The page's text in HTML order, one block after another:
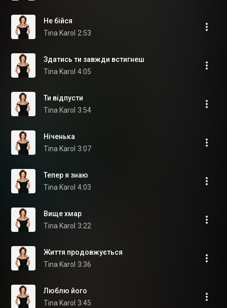
Не бійся
Tina Karol 2:53
Здатись ти завжди встигнеш
Tina Karol 4:05
Ти відпусти
Tina Karol 3:54
Ніченька
Tina Karol 3:07
Тепер я знаю
Tina Karol 4:03
Вище хмар
Tina Karol 3:22
Життя продовжується
Tina Karol 3:36
Люблю його
Tina Karol 3:45